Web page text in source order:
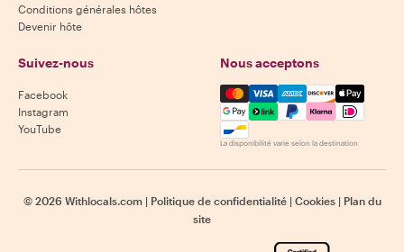
Conditions générales hôtes
Devenir hôte
Suivez-nous
Facebook
Instagram
YouTube
Nous acceptons
Mastercard, Visa, Amex,
La disponibilité varie selon la destination
© 2026 Withlocals.com | Politique de confidentialité | Cookies | Plan du
site